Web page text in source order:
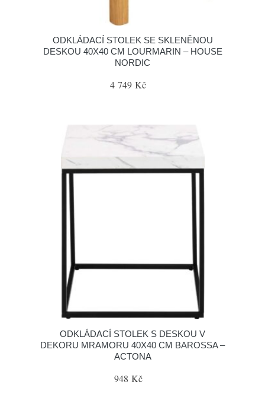
ODKLÁDACÍ STOLEK SE SKLENĚNOU
DESKOU 40X40 CM LOURMARIN – HOUSE
NORDIC
4 749 Kč
ODKLÁDACÍ STOLEK S DESKOU V
DEKORU MRAMORU 40X40 CM BAROSSA –
ACTONA
948 Kč